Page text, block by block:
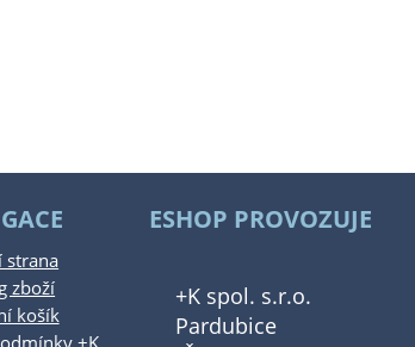
strana
zboží
košík
ESHOP PROVOZUJE
+K spol. s.r.o.
Pardubice